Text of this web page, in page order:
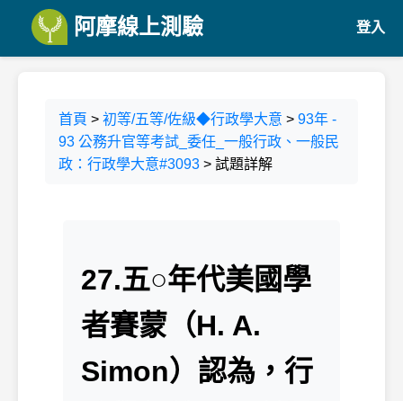
阿摩線上測驗 登入
首頁 > 初等/五等/佐級◆行政學大意 > 93年 -
93 公務升官等考試_委任_一般行政、一般民
政：行政學大意#3093 > 試題詳解
27.五○年代美國學
者賽蒙（H. A.
Simon）認為，行